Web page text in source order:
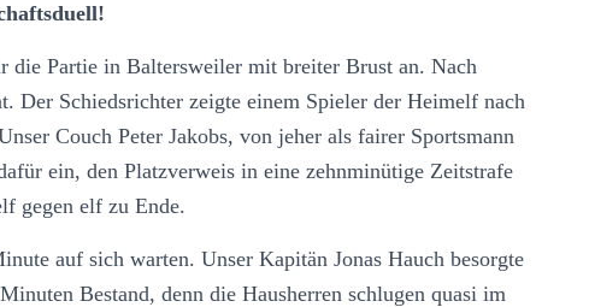
die Partie in Baltersweiler mit breiter Brust an. Nach
Der Schiedsrichter zeigte einem Spieler der Heimelf nach
Couch Peter Jakobs, von jeher als fairer Sportsmann
ein, den Platzverweis in eine zehnminütige Zeitstrafe
gegen elf zu Ende.
auf sich warten. Unser Kapitän Jonas Hauch besorgte
Bestand, denn die Hausherren schlugen quasi im